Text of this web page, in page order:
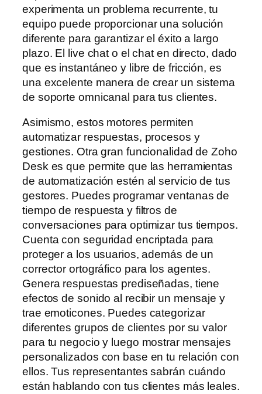
experimenta un problema recurrente, tu
equipo puede proporcionar una solución
diferente para garantizar el éxito a largo
plazo. El live chat o el chat en directo, dado
que es instantáneo y libre de fricción, es
una excelente manera de crear un sistema
de soporte omnicanal para tus clientes.
Asimismo, estos motores permiten
automatizar respuestas, procesos y
gestiones. Otra gran funcionalidad de Zoho
Desk es que permite que las herramientas
de automatización estén al servicio de tus
gestores. Puedes programar ventanas de
tiempo de respuesta y filtros de
conversaciones para optimizar tus tiempos.
Cuenta con seguridad encriptada para
proteger a los usuarios, además de un
corrector ortográfico para los agentes.
Genera respuestas prediseñadas, tiene
efectos de sonido al recibir un mensaje y
trae emoticones. Puedes categorizar
diferentes grupos de clientes por su valor
para tu negocio y luego mostrar mensajes
personalizados con base ​​en tu relación con
ellos. Tus representantes sabrán cuándo
están hablando con tus clientes más leales.